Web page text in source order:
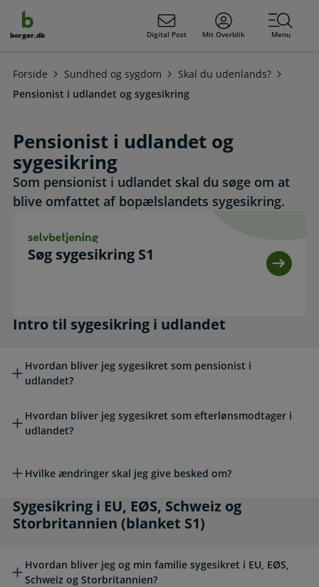
borger.dk Digital Post Mit Overblik Menu
Forside Sundhed og sygdom
Skal du udenlands?
Pensionist i udlandet og sygesikring
Pensionist i udlandet og
sygesikring
Som pensionist i udlandet skal du søge om at
blive omfattet af bopælslandets sygesikring.
Søg sygesikring S1
Søg sygesikring S1. Selvbetjening
Intro til sygesikring i udlandet
Intro til sygesikring i udlandet
Hvordan bliver jeg sygesikret som pensionist i
udlandet?
Hvordan bliver jeg sygesikret som efterlønsmodtager i
udlandet?
Hvilke ændringer skal jeg give besked om?
Sygesikring i EU, EØS, Schweiz og
Sygesikring i EU, EØS, Schweiz og
Storbritannien (blanket S1)
Hvordan bliver jeg og min familie sygesikret i EU, EØS,
Schweiz og Storbritannien?